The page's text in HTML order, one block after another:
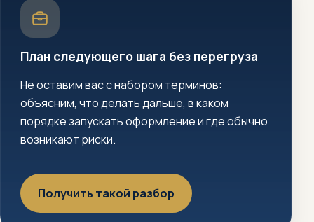
План следующего шага без перегруза
Не оставим вас с набором терминов:
объясним, что делать дальше, в каком
порядке запускать оформление и где обычно
возникают риски.
Получить такой разбор